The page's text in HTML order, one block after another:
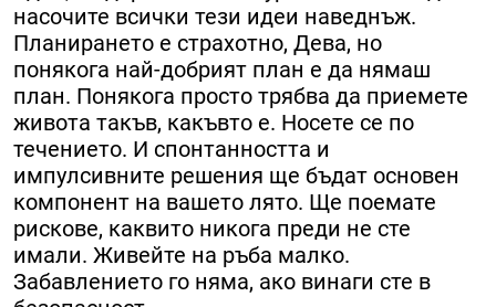
насочите всички тези идеи наведнъж.
Планирането е страхотно, Дева, но
понякога най-добрият план е да нямаш
план. Понякога просто трябва да приемете
живота такъв, какъвто е. Носете се по
течението. И спонтанността и
импулсивните решения ще бъдат основен
компонент на вашето лято. Ще поемате
рискове, каквито никога преди не сте
имали. Живейте на ръба малко.
Забавлението го няма, ако винаги сте в